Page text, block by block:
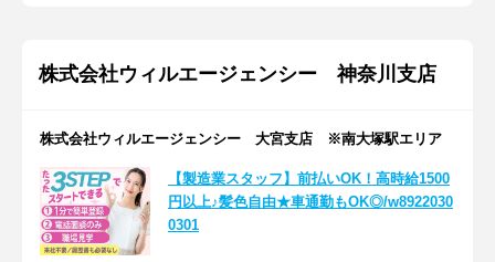
株式会社ウィルエージェンシー 神奈川支店
株式会社ウィルエージェンシー 大宮支店 ※南大塚駅エリア
【製造業スタッフ】前払いOK！高時給1500
円以上♪髪色自由★車通勤もOK◎/w8922030
0301